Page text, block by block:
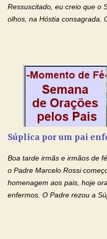
Ressuscitado, eu creio que o
olhos, na Hóstia consagrada.
creio, Jesus, e clamo que
sobre mim e sobre todos os
Jesus, que, pelo poder
possamos nos livrar de toda
prejudicando a nossa família.
(apresente aqui o seu
coração, confiante que o
ter nos dado o Senhor,
agradeço de coração ao
Súplica por um pai
Boa tarde irmãs e irmãos de
o Padre Marcelo Rossi
homenagem aos pais, hoje
enfermos. O Padre rezou a